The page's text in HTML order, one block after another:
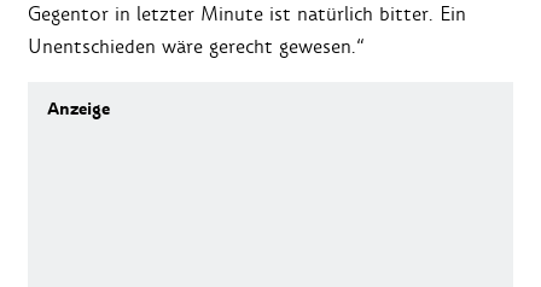
Gegentor in letzter Minute ist natürlich bitter. Ein
Unentschieden wäre gerecht gewesen.“